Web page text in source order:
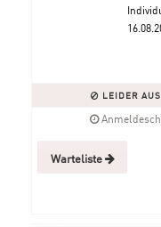
LEIDER
Warteliste